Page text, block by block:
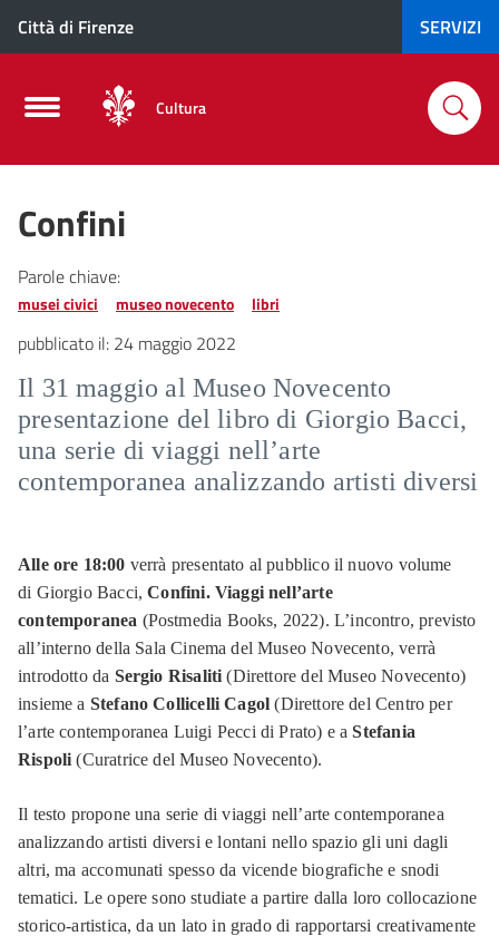
Città di Firenze SERVIZI
Cultura
Confini
Parole chiave:
musei civici museo novecento libri
pubblicato il: 24 maggio 2022
Il 31 maggio al Museo Novecento
presentazione del libro di Giorgio Bacci,
una serie di viaggi nell’arte
contemporanea analizzando artisti diversi
Alle ore 18:00 verrà presentato al pubblico il nuovo volume
di Giorgio Bacci,Confini. Viaggi nell’arte
contemporanea (Postmedia Books, 2022). L’incontro, previsto
all’interno della Sala Cinema del Museo Novecento, verrà
introdotto da Sergio Risaliti (Direttore del Museo Novecento)
insieme a Stefano Collicelli Cagol (Direttore del Centro per
l’arte contemporanea Luigi Pecci di Prato) e aStefania
Rispoli (Curatrice del Museo Novecento).
Il testo propone una serie di viaggi nell’arte contemporanea
analizzando artisti diversi e lontani nello spazio gli uni dagli
altri, ma accomunati spesso da vicende biografiche e snodi
tematici. Le opere sono studiate a partire dalla loro collocazione
storico-artistica, da un lato in grado di rapportarsi creativamente